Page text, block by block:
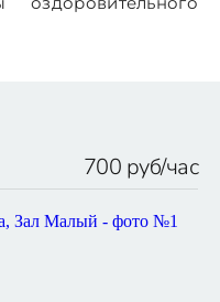
700 руб/час